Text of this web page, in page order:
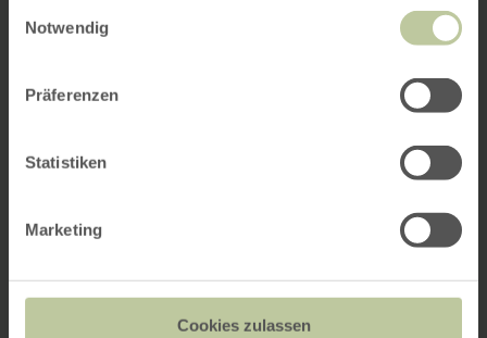
Notwendig
Präferenzen
Statistiken
Marketing
Cookies zulassen